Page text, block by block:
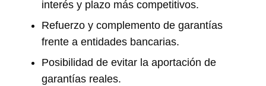
interés y plazo más competitivos.
Refuerzo y complemento de garantías
frente a entidades bancarias.
Posibilidad de evitar la aportación de
garantías reales.